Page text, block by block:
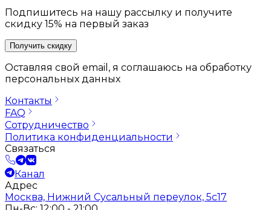
Подпишитесь на нашу рассылку и получите
скидку 15% на первый заказ
Получить скидку
Оставляя свой email, я соглашаюсь на обработку
персональных данных
Контакты
FAQ
Сотрудничество
Политика конфиденциальности
Связаться
Канал
Адрес
Москва, Нижний Сусальный переулок, 5с17